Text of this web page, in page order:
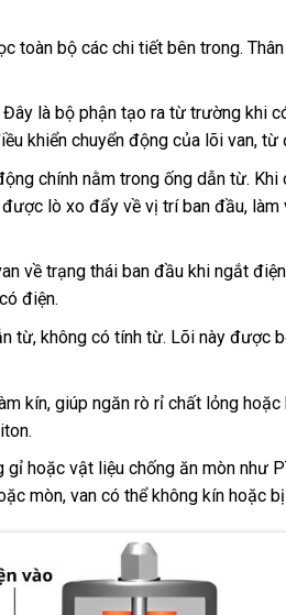
toàn bộ các chi tiết bên trong.
Đây là bộ phận tạo ra từ trường khi
khiển chuyển động của lõi van,
chính nằm trong ống dẫn từ.
lò xo đẩy về vị trí ban đầu,
về trạng thái ban đầu khi ngắt
điện.
từ, không có tính từ. Lõi này được
kín, giúp ngăn rò rỉ chất lỏng
hoặc vật liệu chống ăn mòn như
mòn, van có thể không kín hoặc